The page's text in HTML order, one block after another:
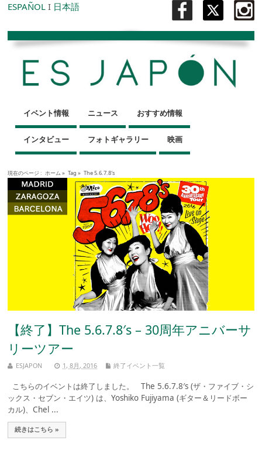
ESPAÑOL I 日本語
イベント情報 ニュース おすすめ情報
インタビュー フォトギャラリー 映画
現在のページ : ホーム » Tag » The 5.6.7.8′s
【終了】The 5.6.7.8′s – 30周年アニバーサ
リーツアー
ESJAPON 1, 8月, 2016 終了イベント一覧
こちらのイベントは終了しました。 The 5.6.7.8′s (ザ・ファイブ・シ
ックス・セブン・エイツ) は、Yoshiko Fujiyama (ギター＆リードボー
カル)、Chel ...
続きはこちら »